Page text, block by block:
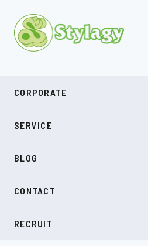
CORPORATE
COMPANY
NEWS
SERVICE
受託開発
BLOG
SDGs
CONTACT
RECRUIT